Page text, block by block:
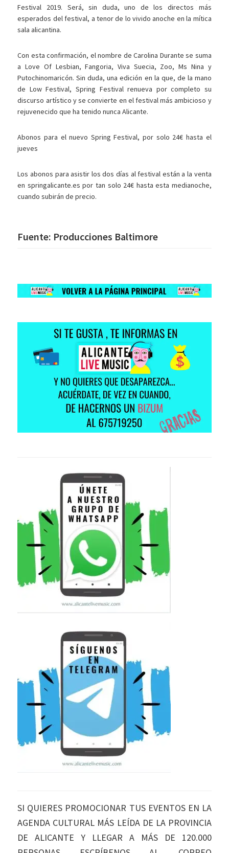
Festival 2019. Será, sin duda, uno de los directos más
esperados del festival, a tenor de lo vivido anoche en la mítica
sala alicantina.
Con esta confirmación, el nombre de Carolina Durante se suma
a Love Of Lesbian, Fangoria, Viva Suecia, Zoo, Ms Nina y
Putochinomaricón. Sin duda, una edición en la que, de la mano
de Low Festival, Spring Festival renueva por completo su
discurso artístico y se convierte en el festival más ambicioso y
rejuvenecido que ha tenido nunca Alicante.
Abonos para el nuevo Spring Festival, por solo 24€ hasta el
jueves
Los abonos para asistir los dos días al festival están a la venta
en springalicante.es por tan solo 24€ hasta esta medianoche,
cuando subirán de precio.
Fuente: Producciones Baltimore
SI QUIERES PROMOCIONAR TUS EVENTOS EN LA
AGENDA CULTURAL MÁS LEÍDA DE LA PROVINCIA
DE ALICANTE Y LLEGAR A MÁS DE 120.000